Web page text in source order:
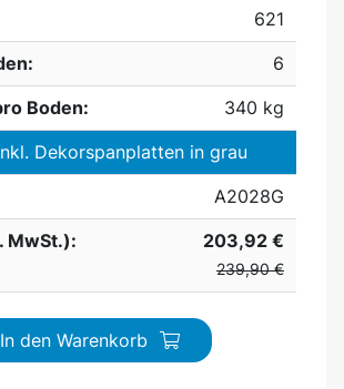
621
6
Boden:
340 kg
Dekorspanplatten in grau
A2028G
MwSt.):
203,92 €
239,90 €
In den Warenkorb